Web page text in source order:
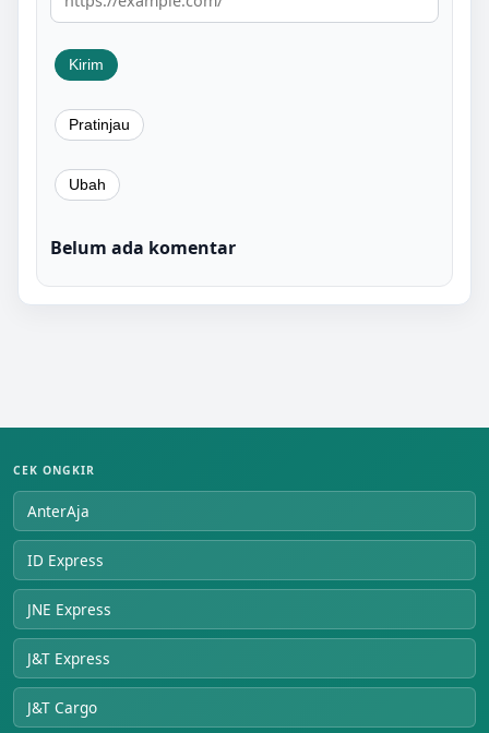
Belum ada komentar
CEK ONGKIR
AnterAja
ID Express
JNE Express
J&T Express
J&T Cargo